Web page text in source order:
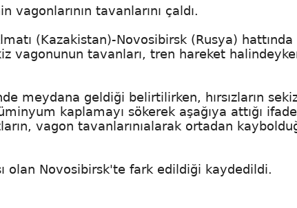
vagonlarının tavanlarını çaldı.
(Kazakistan)-Novosibirsk (Rusya) hattında
vagonunun tavanları, tren hareket
meydana geldiği belirtilirken, hırsızların
kaplamayı sökerek aşağıya attığı
vagon tavanlarınıalarak ortadan
olan Novosibirsk'te fark edildiği kaydedildi.